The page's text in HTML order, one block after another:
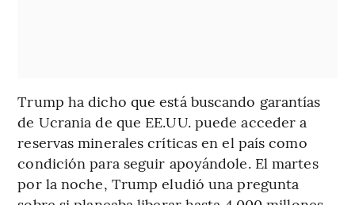
Trump ha dicho que está buscando garantías
de Ucrania de que EE.UU. puede acceder a
reservas minerales críticas en el país como
condición para seguir apoyándole. El martes
por la noche, Trump eludió una pregunta